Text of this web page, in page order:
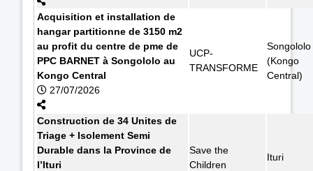
Acquisition et installation de
hangar partitionne de 3150 m2
au profit du centre de pme de
PPC BARNET à Songololo au
Kongo Central
27/07/2026
UCP-
TRANSFORME
Songololo
(Kongo
Central)
Construction de 34 Unites de
Triage + Isolement Semi
Durable dans la Province de
l’Ituri
Save the
Children
Ituri